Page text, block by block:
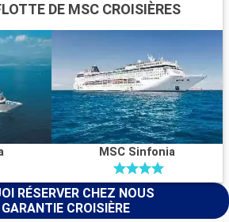
DE MSC CROISIÈRES
MSC Sinfonia
RÉSERVER CHEZ NOUS
CROISIÈRE